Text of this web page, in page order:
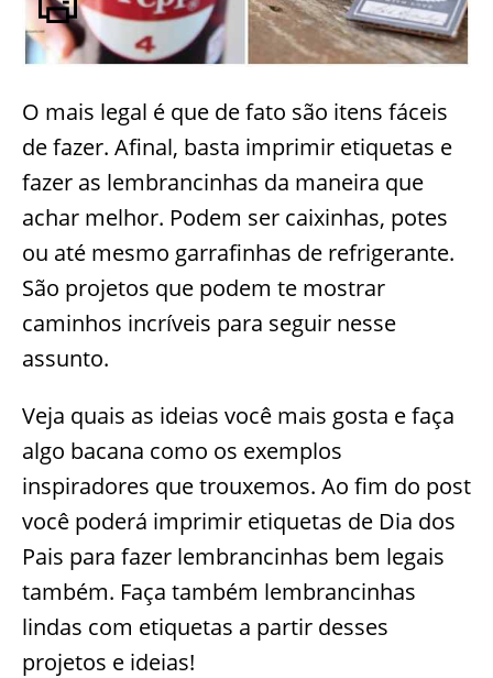
O mais legal é que de fato são itens fáceis
de fazer. Afinal, basta imprimir etiquetas e
fazer as lembrancinhas da maneira que
achar melhor. Podem ser caixinhas, potes
ou até mesmo garrafinhas de refrigerante.
São projetos que podem te mostrar
caminhos incríveis para seguir nesse
assunto.
Veja quais as ideias você mais gosta e faça
algo bacana como os exemplos
inspiradores que trouxemos. Ao fim do post
você poderá imprimir etiquetas de Dia dos
Pais para fazer lembrancinhas bem legais
também. Faça também lembrancinhas
lindas com etiquetas a partir desses
projetos e ideias!